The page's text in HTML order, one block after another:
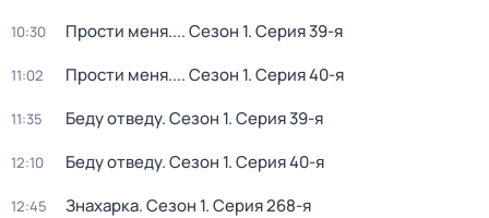
10:30 Пpоcти меня.... Сезон 1. Серия 39-я
11:02 Пpоcти меня.... Сезон 1. Серия 40-я
11:35 Беду отведу. Сезон 1. Серия 39-я
12:10 Беду отведу. Сезон 1. Серия 40-я
12:45 Знaхaрка. Сезон 1. Серия 268-я